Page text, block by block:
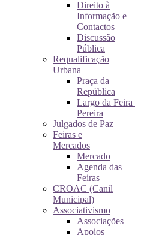
Direito à
Informação e
Contactos
Discussão
Pública
Requalificação
Urbana
Praça da
República
Largo da Feira |
Pereira
Julgados de Paz
Feiras e
Mercados
Mercado
Agenda das
Feiras
CROAC (Canil
Municipal)
Associativismo
Associações
Apoios